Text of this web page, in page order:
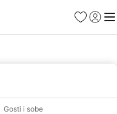
FavoritiPrijavi
Gosti i sobe